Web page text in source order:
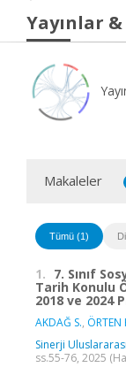
Yayınlar
Makaleler
Tümü (1)
1. 7. Sınıf
Tarih Konulu
2018 ve 2024
AKDAĞ S., ÖRTEN
Sinerji
ss.55-76, 2025